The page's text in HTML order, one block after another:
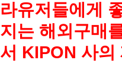
라유저들에게
지는 해외구매
서 KIPON 사의